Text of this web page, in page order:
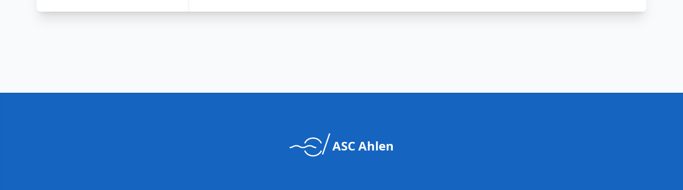
ASC Ahlen